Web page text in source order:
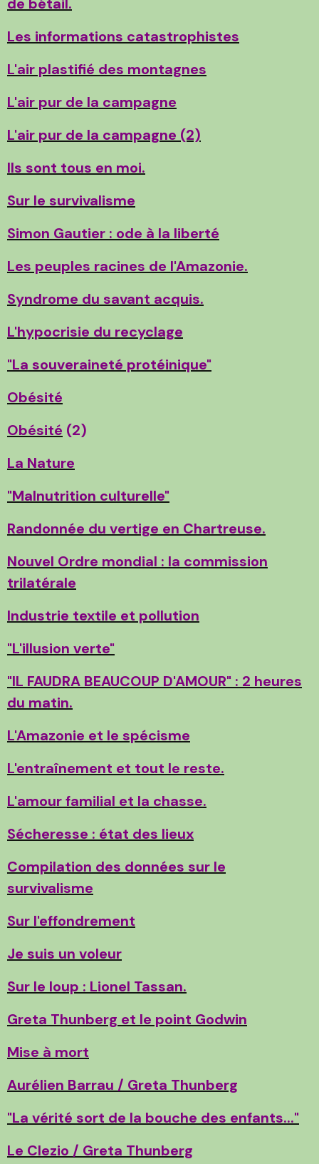
Les informations catastrophistes
L'air plastifié des montagnes
L'air pur de la campagne
L'air pur de la campagne (2)
Ils sont tous en moi.
Sur le survivalisme
Simon Gautier : ode à la liberté
Les peuples racines de l'Amazonie.
Syndrome du savant acquis.
L'hypocrisie du recyclage
"La souveraineté protéinique"
Obésité
Obésité (2)
La Nature
"Malnutrition culturelle"
Randonnée du vertige en Chartreuse.
Nouvel Ordre mondial : la commission
trilatérale
Industrie textile et pollution
"L'illusion verte"
"IL FAUDRA BEAUCOUP D'AMOUR" : 2 heures
du matin.
L'Amazonie et le spécisme
L'entraînement et tout le reste.
L'amour familial et la chasse.
Sécheresse : état des lieux
Compilation des données sur le
survivalisme
Sur l'effondrement
Je suis un voleur
Sur le loup : Lionel Tassan.
Greta Thunberg et le point Godwin
Mise à mort
Aurélien Barrau / Greta Thunberg
"La vérité sort de la bouche des enfants..."
Le Clezio / Greta Thunberg